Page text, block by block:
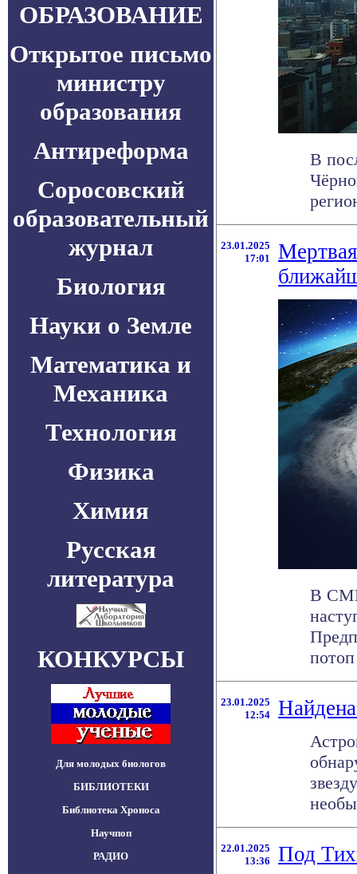
ОБРАЗОВАНИЕ
Открытое письмо
министру
образования
Антиреформа
Соросовский
образовательный
журнал
Биология
Науки о Земле
Математика и
Механика
Технология
Физика
Химия
Русская
литература
КОНКУРСЫ
Для молодых биологов
БИБЛИОТЕКИ
Библиотека Хроноса
Научпоп
РАДИО
В
23.01.2025
17:01
В СМИ
23.01.2025
12:54
22.01.2025
13:36
Под